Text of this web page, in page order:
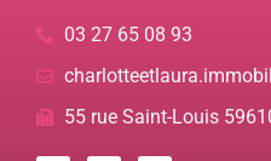
03 27 65 08 93
55 rue Saint-Louis